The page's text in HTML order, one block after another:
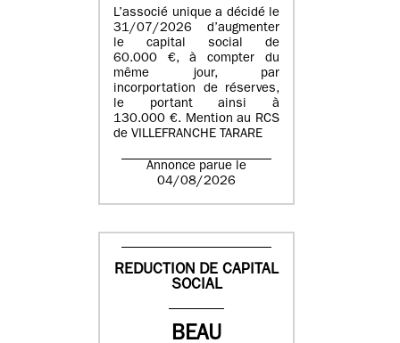
L’associé unique a décidé le
31/07/2026 d’augmenter
le capital social de
60.000 €, à compter du
même jour, par
incorportation de réserves,
le portant ainsi à
130.000 €. Mention au RCS
de VILLEFRANCHE TARARE
Annonce parue le
04/08/2026
REDUCTION DE CAPITAL
SOCIAL
BEAU